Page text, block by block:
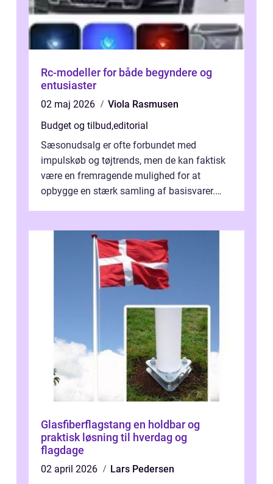
Rc-modeller for både begyndere og
entusiaster
02 maj 2026
Viola Rasmusen
Budget og tilbud,editorial
Sæsonudsalg er ofte forbundet med
impulskøb og tøjtrends, men de kan faktisk
være en fremragende mulighed for at
opbygge en stærk samling af basisvarer.
Glasfiberflagstang en holdbar og
praktisk løsning til hverdag og
flagdage
02 april 2026
Lars Pedersen